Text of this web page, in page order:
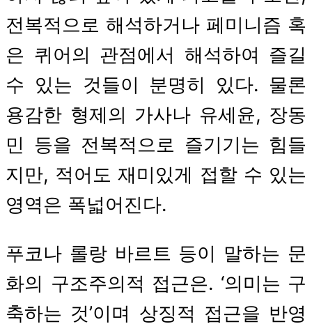
전복적으로 해석하거나 페미니즘 혹
은 퀴어의 관점에서 해석하여 즐길
수 있는 것들이 분명히 있다. 물론
용감한 형제의 가사나 유세윤, 장동
민 등을 전복적으로 즐기기는 힘들
지만, 적어도 재미있게 접할 수 있는
영역은 폭넓어진다.
푸코나 롤랑 바르트 등이 말하는 문
화의 구조주의적 접근은. ‘의미는 구
축하는 것’이며 상징적 접근을 반영